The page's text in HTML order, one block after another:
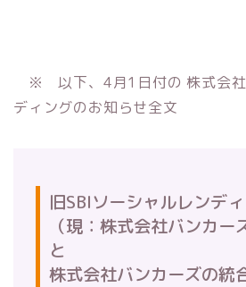
※ 以下、4月1日付の 株式会社
ディングのお知らせ全文
旧SBIソーシャルレンデ
（現：株式会社バンカー
と
株式会社バンカーズの統